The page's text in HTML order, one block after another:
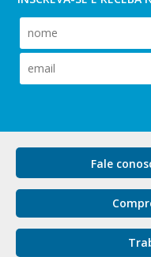
Fale